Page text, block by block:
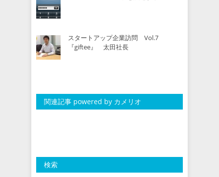
スタートアップ企業訪問 Vol.7
『giftee』 太田社長
関連記事 powered by カメリオ
検索